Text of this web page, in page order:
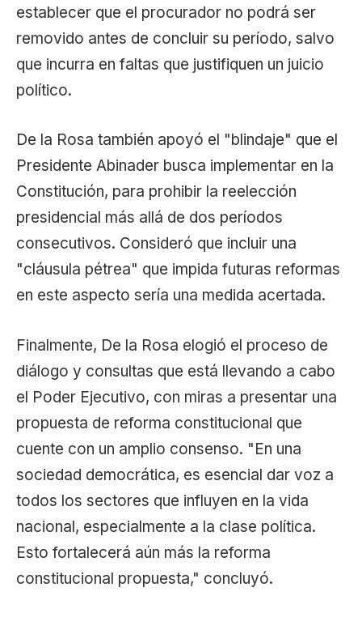
establecer que el procurador no podrá ser
removido antes de concluir su período, salvo
que incurra en faltas que justifiquen un juicio
político.
De la Rosa también apoyó el "blindaje" que el
Presidente Abinader busca implementar en la
Constitución, para prohibir la reelección
presidencial más allá de dos períodos
consecutivos. Consideró que incluir una
"cláusula pétrea" que impida futuras reformas
en este aspecto sería una medida acertada.
Finalmente, De la Rosa elogió el proceso de
diálogo y consultas que está llevando a cabo
el Poder Ejecutivo, con miras a presentar una
propuesta de reforma constitucional que
cuente con un amplio consenso. "En una
sociedad democrática, es esencial dar voz a
todos los sectores que influyen en la vida
nacional, especialmente a la clase política.
Esto fortalecerá aún más la reforma
constitucional propuesta," concluyó.